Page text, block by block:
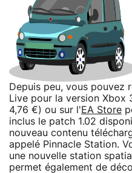
Depuis peu, vous pouvez
Live pour la version Xbox
4,76 €) ou sur l'EA Store
inclus le patch 1.02
nouveau contenu
appelé Pinnacle Station.
une nouvelle station
permet également de